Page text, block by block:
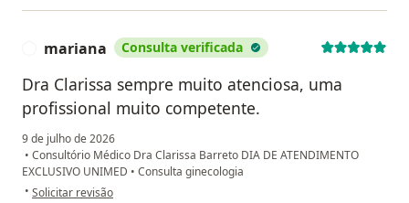
mariana Consulta verificada
Dra Clarissa sempre muito atenciosa, uma
profissional muito competente.
9 de julho de 2026
• Consultório Médico Dra Clarissa Barreto DIA DE ATENDIMENTO
EXCLUSIVO UNIMED • Consulta ginecologia
• na opinião do utilizador mariana
Solicitar revisão